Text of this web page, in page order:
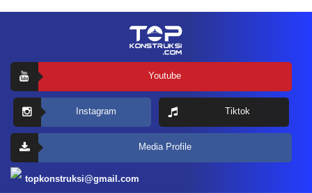
Youtube
Instagram Tiktok
Media Profile
topkonstruksi@gmail.com